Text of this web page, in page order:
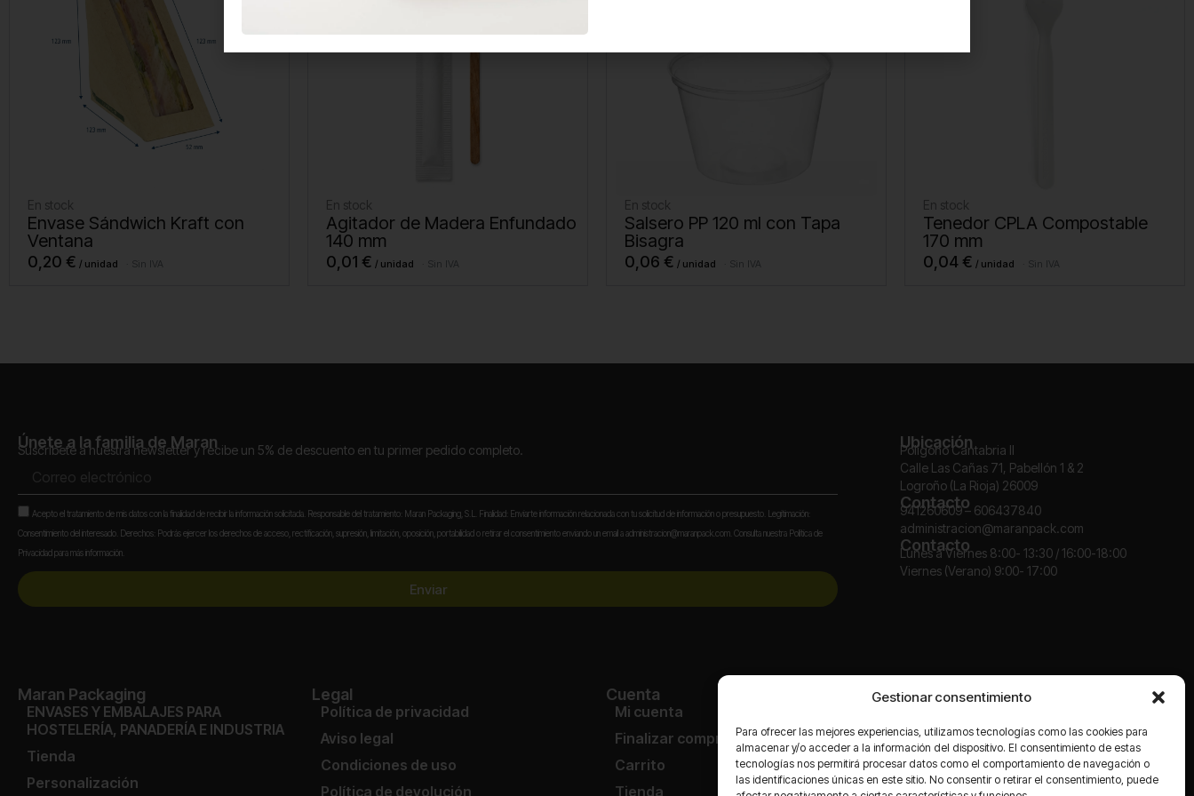
Gestionar consentimiento
Para ofrecer las mejores experiencias, utilizamos tecnologías como las cookies para
almacenar y/o acceder a la información del dispositivo. El consentimiento de estas
tecnologías nos permitirá procesar datos como el comportamiento de navegación o
las identificaciones únicas en este sitio. No consentir o retirar el consentimiento, puede
En stock
Envase Sándwich Kraft con
Ventana
0,20 € Sin IVA
En stock
Agitador de Madera Enfundado
140 mm
0,01 € Sin IVA
En stock
Salsero PP 120 ml con Tapa
Bisagra
0,06 € Sin IVA
En stock
Tenedor CPLA Compostable
170 mm
0,04 € Sin IVA
Únete a la familia de Maran
Suscríbete a nuestra newsletter y recibe un 5% de descuento en tu primer pedido completo.
electrónico
Aceptación
Acepto el tratamiento de mis datos con la finalidad de recibir la información solicitada. Responsable del tratamiento: Maran Packaging, S.L. Finalidad: Enviarte información relacionada con tu solicitud de información o presupuesto. Legitimación:
Consentimiento del interesado. Derechos: Podrás ejercer los derechos de acceso, rectificación, supresión, limitación, oposición, portabilidad o retirar el consentimiento enviando un email a administracion@maranpack.com. Consulta nuestra Política de
Privacidad para más información.
Enviar
Ubicación
Polígono Cantabria II
Calle Las Cañas 71, Pabellón 1 & 2
Logroño (La Rioja) 26009
Contacto
941260609 – 606437840
administracion@maranpack.com
Contacto
Lunes a Viernes 8:00- 13:30 / 16:00-18:00
Viernes (Verano) 9:00- 17:00
Maran Packaging
ENVASES Y EMBALAJES PARA
HOSTELERÍA, PANADERÍA E INDUSTRIA
Tienda
Personalización
Legal
Política de privacidad
Aviso legal
Condiciones de uso
Política de devolución
Cuenta
Mi cuenta
Finalizar compra
Carrito
Tienda
Redes